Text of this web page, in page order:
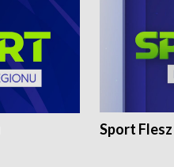
Sport Flesz